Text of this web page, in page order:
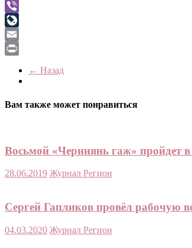
WhatsApp
Viber
LiveJournal
Email
← Назад
Вам также может понравиться
Восьмой «Черинянь гаж» пройдет
28.06.2019 Журнал Регион
Сергей Гапликов провёл рабочую
04.03.2020 Журнал Регион